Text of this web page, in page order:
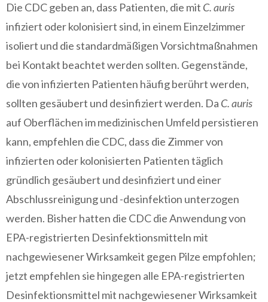
Die CDC geben an, dass Patienten, die mit C. auris
infiziert oder kolonisiert sind, in einem Einzelzimmer
isoliert und die standardmäßigen Vorsichtmaßnahmen
bei Kontakt beachtet werden sollten. Gegenstände,
die von infizierten Patienten häufig berührt werden,
sollten gesäubert und desinfiziert werden. Da C. auris
auf Oberflächen im medizinischen Umfeld persistieren
kann, empfehlen die CDC, dass die Zimmer von
infizierten oder kolonisierten Patienten täglich
gründlich gesäubert und desinfiziert und einer
Abschlussreinigung und -desinfektion unterzogen
werden. Bisher hatten die CDC die Anwendung von
EPA-registrierten Desinfektionsmitteln mit
nachgewiesener Wirksamkeit gegen Pilze empfohlen;
jetzt empfehlen sie hingegen alle EPA-registrierten
Desinfektionsmittel mit nachgewiesener Wirksamkeit